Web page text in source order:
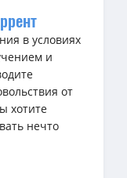
в условиях
и
от
хотите
нечто